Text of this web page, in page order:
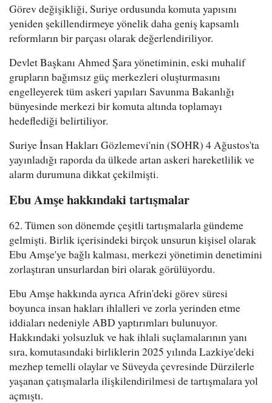
Görev değişikliği, Suriye ordusunda komuta yapısını
yeniden şekillendirmeye yönelik daha geniş kapsamlı
reformların bir parçası olarak değerlendiriliyor.
Devlet Başkanı Ahmed Şara yönetiminin, eski muhalif
grupların bağımsız güç merkezleri oluşturmasını
engelleyerek tüm askeri yapıları Savunma Bakanlığı
bünyesinde merkezi bir komuta altında toplamayı
hedeflediği belirtiliyor.
Suriye İnsan Hakları Gözlemevi'nin (SOHR) 4 Ağustos'ta
yayınladığı raporda da ülkede artan askeri hareketlilik ve
alarm durumuna dikkat çekilmişti.
Ebu Amşe hakkındaki tartışmalar
62. Tümen son dönemde çeşitli tartışmalarla gündeme
gelmişti. Birlik içerisindeki birçok unsurun kişisel olarak
Ebu Amşe'ye bağlı kalması, merkezi yönetimin denetimini
zorlaştıran unsurlardan biri olarak görülüyordu.
Ebu Amşe hakkında ayrıca Afrin'deki görev süresi
boyunca insan hakları ihlalleri ve zorla yerinden etme
iddiaları nedeniyle ABD yaptırımları bulunuyor.
Hakkındaki yolsuzluk ve hak ihlali suçlamalarının yanı
sıra, komutasındaki birliklerin 2025 yılında Lazkiye'deki
mezhep temelli olaylar ve Süveyda çevresinde Dürzilerle
yaşanan çatışmalarla ilişkilendirilmesi de tartışmalara yol
açmıştı.